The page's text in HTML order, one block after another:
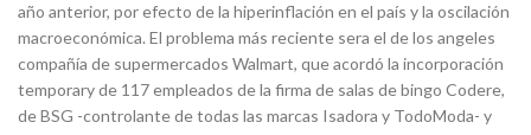
año anterior, por efecto de la hiperinflación en el país y la oscilación
macroeconómica. El problema más reciente sera el de los angeles
compañía de supermercados Walmart, que acordó la incorporación
temporary de 117 empleados de la firma de salas de bingo Codere,
de BSG -controlante de todas las marcas Isadora y TodoModa- y